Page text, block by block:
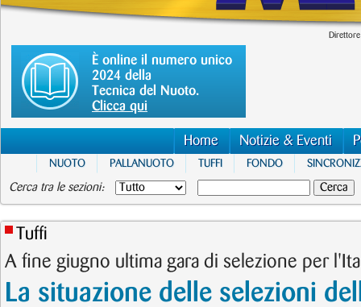
È online il numero unico
2024 della
Tecnica del Nuoto.
Clicca qui
Home Notizie & Eventi
NUOTO PALLANUOTO TUFFI FONDO
Cerca tra le sezioni:
Tuffi
A fine giugno ultima gara di selezione per
La situazione delle selezioni